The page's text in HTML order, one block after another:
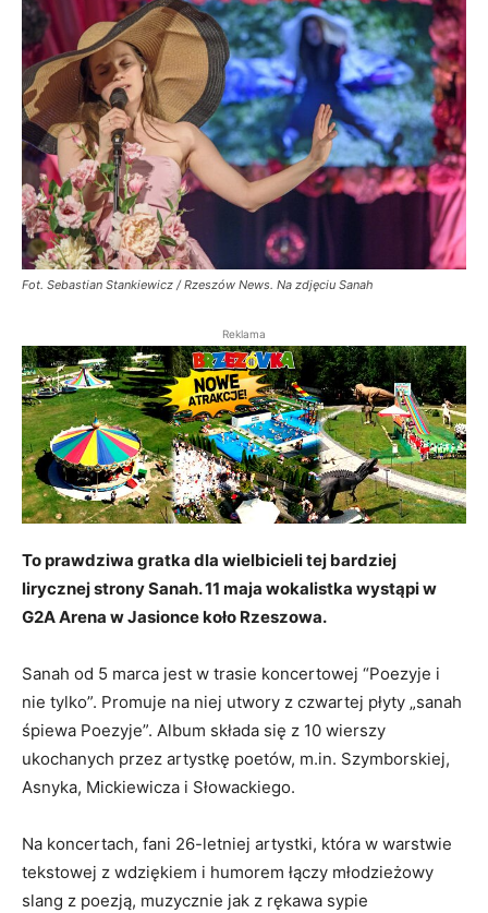
Fot. Sebastian Stankiewicz / Rzeszów News. Na zdjęciu Sanah
Reklama
To prawdziwa gratka dla wielbicieli tej bardziej
lirycznej strony Sanah. 11 maja wokalistka wystąpi w
G2A Arena w Jasionce koło Rzeszowa.
Sanah od 5 marca jest w trasie koncertowej “Poezyje i
nie tylko”. Promuje na niej utwory z czwartej płyty „sanah
śpiewa Poezyje”. Album składa się z 10 wierszy
ukochanych przez artystkę poetów, m.in. Szymborskiej,
Asnyka, Mickiewicza i Słowackiego.
Na koncertach, fani 26-letniej artystki, która w warstwie
tekstowej z wdziękiem i humorem łączy młodzieżowy
slang z poezją, muzycznie jak z rękawa sypie